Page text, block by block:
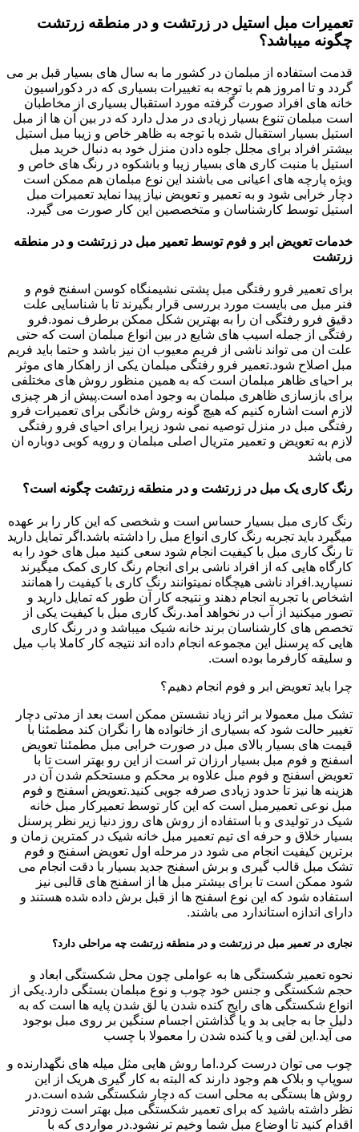
تعمیرات مبل استیل در زرتشت و در منطقه زرتشت
چگونه میباشد؟
قدمت استفاده از مبلمان در کشور ما به سال های بسیار قبل بر می
گردد و تا امروز هم با توجه به تغییرات بسیاری که در دکوراسیون
خانه های افراد صورت گرفته مورد استقبال بسیاری از مخاطبان
است مبلمان تنوع بسیار زیادی در مدل دارد که در بین آن ها از مبل
استیل بسیار استقبال شده با توجه به ظاهر خاص و زیبا مبل استیل
بیشتر افراد برای مجلل جلوه دادن منزل خود به دنبال خرید مبل
استیل با منبت کاری های بسیار زیبا و باشکوه در رنگ های خاص و
ویژه پارچه های اعیانی می باشند این نوع مبلمان هم ممکن است
دچار خرابی شود و به تعمیر و تعویض نیاز پیدا نماید تعمیرات مبل
استیل توسط کارشناسان و متخصصین این کار صورت می گیرد.
خدمات تعویض ابر و فوم توسط تعمیر مبل در زرتشت و در منطقه
زرتشت
برای تعمیر فرو رفتگی مبل پشتی نشیمنگاه کوسن اسفنج فوم و
فنر مبل می بایست مورد بررسی قرار بگیرند تا با شناسایی علت
دقیق فرو رفتگی ان را به بهترین شکل ممکن برطرف نمود.فرو
رفتگی از جمله اسیب های شایع در بین انواع مبلمان است که حتی
علت ان می تواند ناشی از فریم معیوب ان نیز باشد و حتما باید فریم
مبل اصلاح شود.تعمیر فرو رفتگی مبلمان یکی از راهکار های موثر
بر احیای ظاهر مبلمان است که به همین منظور روش های مختلفی
برای بازسازی ظاهری مبلمان به وجود امده است.پیش از هر چیزی
لازم است اشاره کنیم که هیچ گونه روش خانگی برای تعمیرات فرو
رفتگی مبل در منزل توصیه نمی شود زیرا برای احیای فرو رفتگی
لازم به تعویض و تعمیر متریال اصلی مبلمان و رویه کوبی دوباره ان
می باشد
رنگ کاری یک مبل در زرتشت و در منطقه زرتشت چگونه است؟
رنگ کاری مبل بسیار حساس است و شخصی که این کار را بر عهده
میگیرد باید تجربه رنگ کاری انواع مبل را داشته باشد.اگر تمایل دارید
تا رنگ کاری مبل با کیفیت انجام شود سعی کنید مبل های خود را به
کارگاه هایی که از افراد ناشی برای انجام رنگ کاری کمک میگیرند
نسپارید.افراد ناشی هیچگاه نمیتوانند رنگ کاری با کیفیت را همانند
اشخاص با تجربه انجام دهند و نتیجه کار آن طور که تمایل دارید و
تصور میکنید از آب در نخواهد آمد.رنگ کاری مبل با کیفیت یکی از
تخصص های کارشناسان برند خانه شیک میباشد و در رنگ کاری
هایی که پرسنل این مجموعه انجام داده اند نتیجه کار کاملا باب میل
و سلیقه کارفرما بوده است.
چرا باید تعویض ابر و فوم انجام دهیم؟
تشک مبل معمولا بر اثر زیاد نشستن ممکن است بعد از مدتی دچار
تغییر حالت شود که بسیاری از خانواده ها را نگران کند مطمئنا با
قیمت های بسیار بالای مبل در صورت خرابی مبل مطمئنا تعویض
اسفنج و فوم مبل بسیار ارزان تر است از این رو بهتر است تا با
تعویض اسفنج و فوم مبل علاوه بر محکم و مستحکم شدن آن در
هزینه ها نیز تا حدود زیادی صرفه جویی کنید.تعویض اسفنج و فوم
مبل نوعی تعمیرمبل است که این کار توسط تعمیرکار مبل خانه
شیک در تولیدی و با استفاده از روش های روز دنیا زیر نظر پرسنل
بسیار خلاق و حرفه ای تیم تعمیر مبل خانه شیک در کمترین زمان و
برترین کیفیت انجام می شود در مرحله اول تعویض اسفنج و فوم
تشک مبل قالب گیری و برش اسفنج جدید بسیار با دقت انجام می
شود ممکن است تا برای بیشتر مبل ها از اسفنج های قالبی نیز
استفاده شود که این نوع اسفنج ها از قبل برش داده شده هستند و
دارای اندازه استاندارد می باشند.
نجاری در تعمیر مبل در زرتشت و در منطقه زرتشت چه مراحلی دارد؟
نحوه تعمیر شکستگی ها به عواملی چون محل شکستگی ابعاد و
حجم شکستگی و جنس خود چوب و نوع مبلمان بستگی دارد.یکی از
انواع شکستگی های رایج کنده شدن یا لق شدن پایه ها است که به
دلیل جا به جایی بد و یا گذاشتن اجسام سنگین بر روی مبل بوجود
می آید.این لقی و یا کنده شدن را معمولا با چسب
چوب می توان درست کرد.اما روش هایی مثل میله های نگهدارنده و
سوپاپ و بلاک هم وجود دارند که البته به کار گیری هریک از این
روش ها بستگی به محلی است که دچار شکستگی شده است.در
نظر داشته باشید که برای تعمیر شکستگی مبل بهتر است زودتر
اقدام کنید تا اوضاع مبل شما وخیم تر نشود.در مواردی که با